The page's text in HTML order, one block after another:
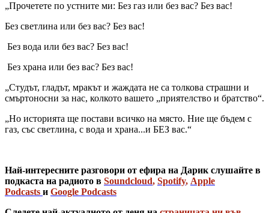
„Прочетете по устните ми: Без газ или без вас? Без вас!
Без светлина или без вас? Без вас!
Без вода или без вас? Без вас!
Без храна или без вас? Без вас!
„Студът, гладът, мракът и жаждата не са толкова страшни и
смъртоносни за нас, колкото вашето „приятелство и братство“.
„Но историята ще постави всичко на място. Ние ще бъдем с
газ, със светлина, с вода и храна...и БЕЗ вас.“
Най-интересните разговори от ефира на Дарик слушайте в
подкаста на радиото в Soundcloud, Spotify, Apple
Podcasts и Google Podcasts